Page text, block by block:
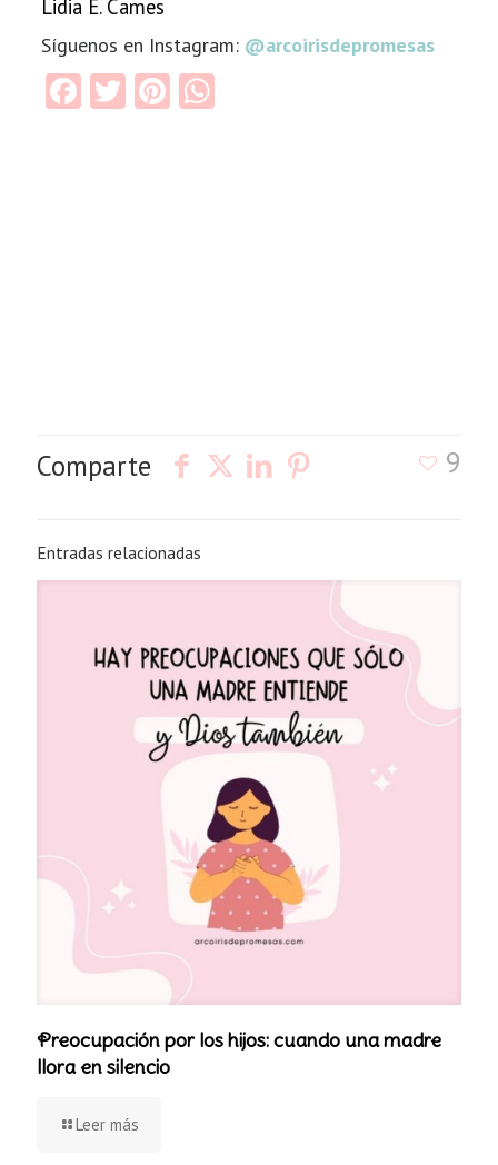
Lidia E. Cames
Síguenos en Instagram: @arcoirisdepromesas
Facebook
TwitterPinterest
WhatsApp
Comparte 9
Entradas relacionadas
Preocupación por los hijos: cuando una madre
llora en silencio
Leer más